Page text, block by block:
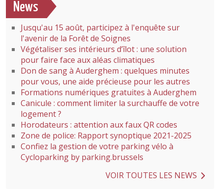
News
Jusqu'au 15 août, participez à l'enquête sur
l'avenir de la Forêt de Soignes
Végétaliser ses intérieurs d’îlot : une solution
pour faire face aux aléas climatiques
Don de sang à Auderghem : quelques minutes
pour vous, une aide précieuse pour les autres
Formations numériques gratuites à Auderghem
Canicule : comment limiter la surchauffe de votre
logement ?
Horodateurs : attention aux faux QR codes
Zone de police: Rapport synoptique 2021-2025
Confiez la gestion de votre parking vélo à
Cycloparking by parking.brussels
VOIR TOUTES LES NEWS